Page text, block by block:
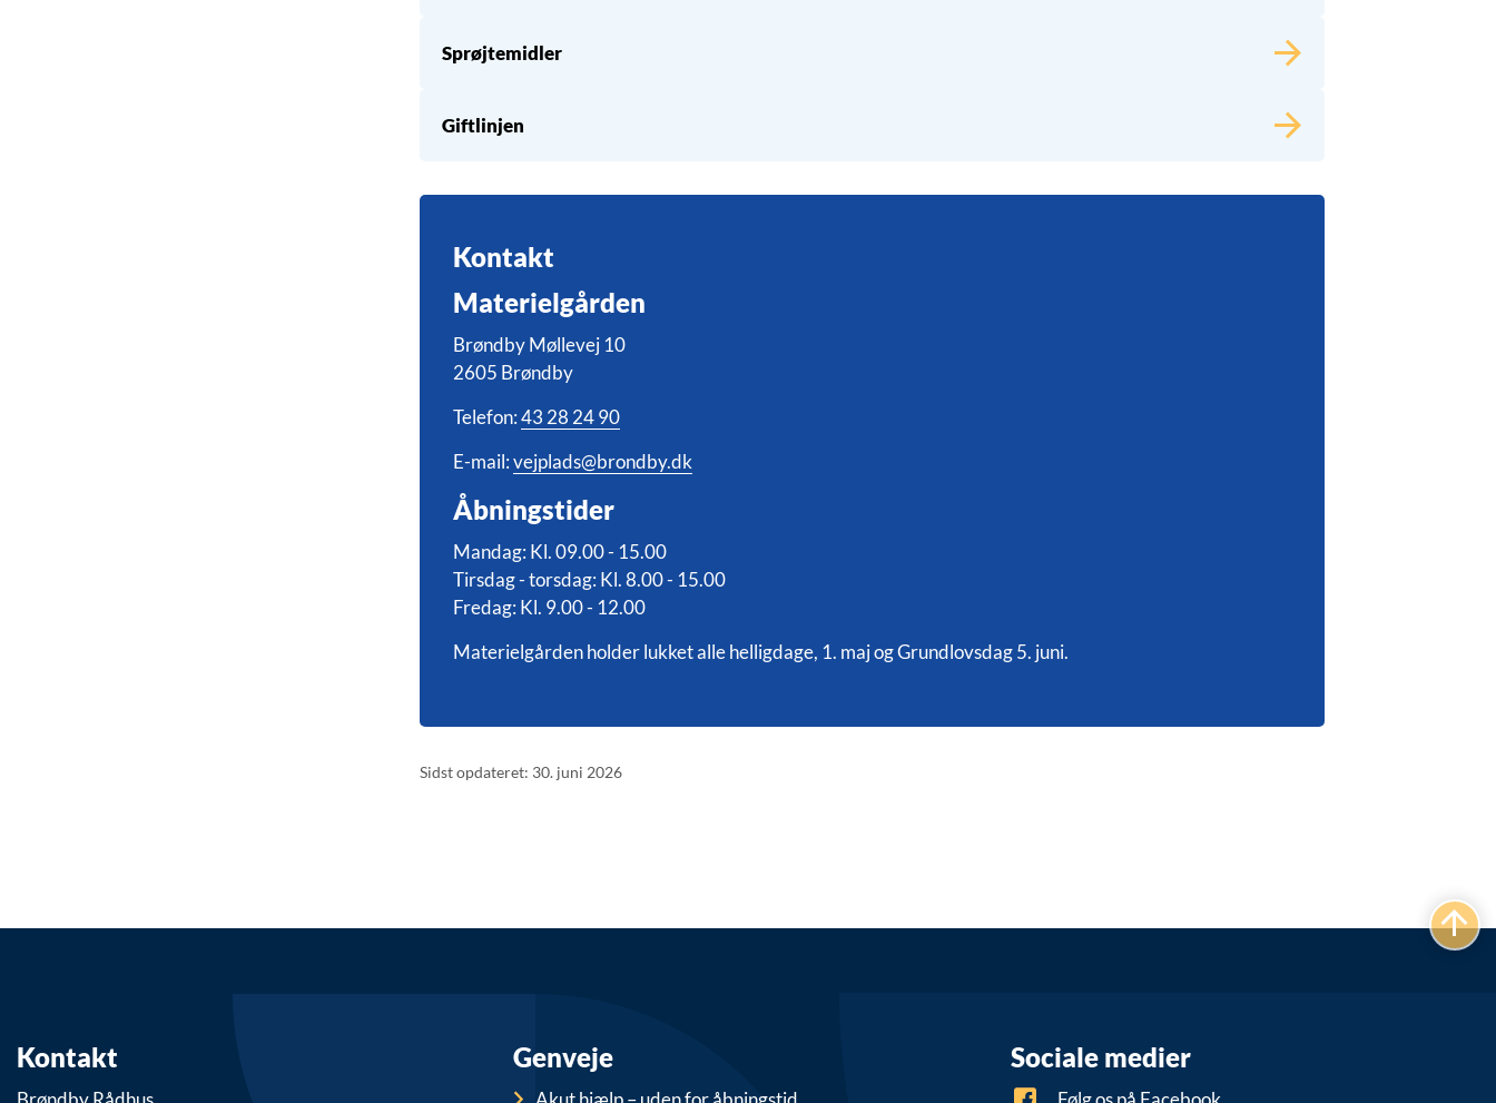
Sprøjtemidler
Giftlinjen
Kontakt
Materielgården
Brøndby Møllevej 10
2605 Brøndby
Telefon:43 28 24 90
E-mail:vejplads@brondby.dk
Åbningstider
Mandag: Kl. 09.00 - 15.00
Tirsdag - torsdag: Kl. 8.00 - 15.00
Fredag: Kl. 9.00 - 12.00
Materielgården holder lukket alle helligdage, 1. maj og Grundlovsdag 5. juni.
Sidst opdateret: 30. juni 2026
Kontakt Genveje Sociale medier